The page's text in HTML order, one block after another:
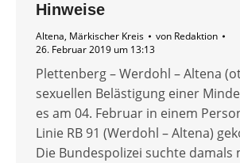
Hinweise
Altena, Märkischer Kreis von Redaktion
26. Februar 2019 um 13:13
Plettenberg – Werdohl – Altena
sexuellen Belästigung einer
es am 04. Februar in einem
Linie RB 91 (Werdohl – Altena)
Die Bundespolizei suchte damals